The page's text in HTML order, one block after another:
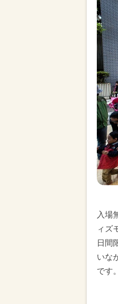
入場
ィズ
日間
いな
です。